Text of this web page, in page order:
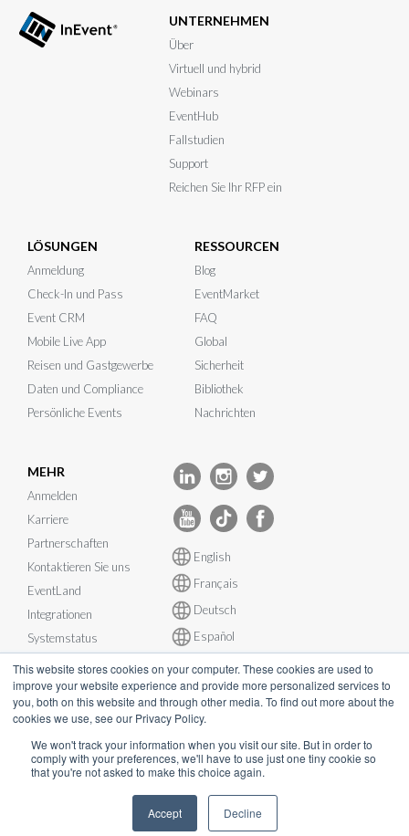
This website stores cookies on your computer. These cookies are used to
improve your website experience and provide more personalized services to
you, both on this website and through other media. To find out more about the
cookies we use, see our Privacy Policy.
We won't track your information when you visit our site. But in order to
comply with your preferences, we'll have to use just one tiny cookie so
that you're not asked to make this choice again.
Accept Decline
UNTERNEHMEN
Über
Virtuell und hybrid
Webinars
EventHub
Fallstudien
Support
Reichen Sie Ihr RFP ein
LÖSUNGEN
Anmeldung
Check-In und Pass
Event CRM
Mobile Live App
Reisen und Gastgewerbe
Daten und Compliance
Persönliche Events
RESSOURCEN
Blog
EventMarket
FAQ
Global
Sicherheit
Bibliothek
Nachrichten
MEHR
Anmelden
Karriere
Partnerschaften
Kontaktieren Sie uns
EventLand
Integrationen
Systemstatus
English
Français
Deutsch
Español
© InEvent, Inc. 2026
Nutzungsbedingungen • Datenschutzerklärung
DSGVO Business-Continuity-Plan
sales@inevent.com